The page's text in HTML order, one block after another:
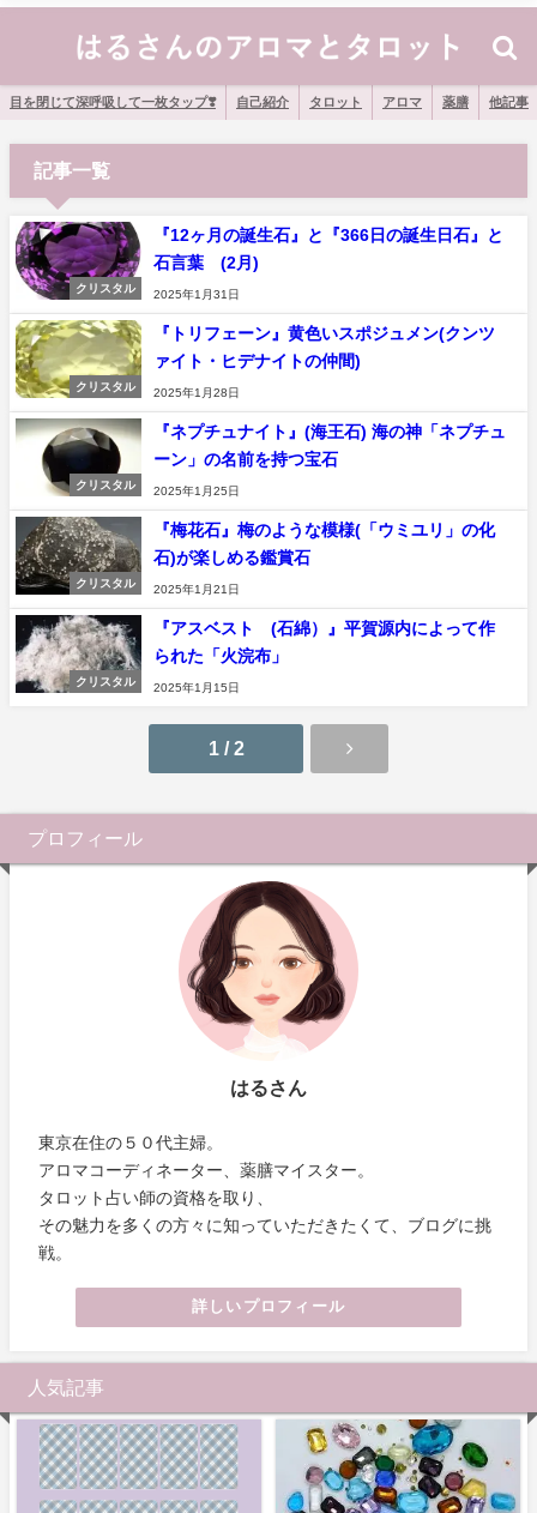
目を閉じて深呼吸して一枚タップ❣️ 自己紹介 タロット アロマ 薬膳 他記事
記事一覧
クリスタル
『12ヶ月の誕生石』と『366日の誕生日石』と
石言葉 (2月)
2025年1月31日
クリスタル
『トリフェーン』黄色いスポジュメン(クンツ
ァイト・ヒデナイトの仲間)
2025年1月28日
クリスタル
『ネプチュナイト』(海王石) 海の神「ネプチュ
ーン」の名前を持つ宝石
2025年1月25日
クリスタル
『梅花石』梅のような模様(「ウミユリ」の化
石)が楽しめる鑑賞石
2025年1月21日
クリスタル
『アスベスト (石綿）』平賀源内によって作
られた「火浣布」
2025年1月15日
1 / 2
プロフィール
はるさん
東京在住の５０代主婦。
アロマコーディネーター、薬膳マイスター。
タロット占い師の資格を取り、
その魅力を多くの方々に知っていただきたくて、ブログに挑
戦。
詳しいプロフィール
人気記事